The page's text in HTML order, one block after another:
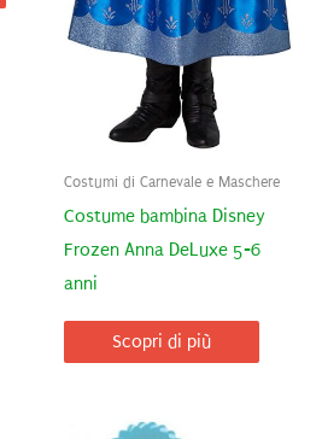
Costumi di Carnevale e Maschere
Costume bambina Disney
Frozen Anna DeLuxe 5-6
anni
Scopri di più